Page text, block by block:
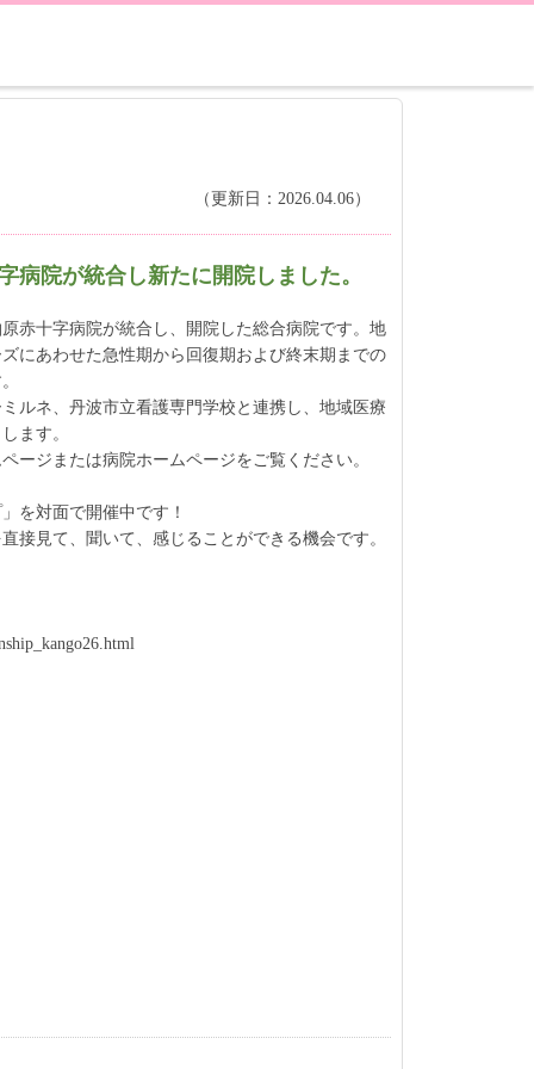
（更新日：2026.04.06）
病院が統合し新たに開院しました。
赤十字病院が統合し、開院した総合病院です。地
にあわせた急性期から回復期および終末期までの
ルネ、丹波市立看護専門学校と連携し、地域医療
ます。
ージまたは病院ホームページをご覧ください。
を対面で開催中です！
接見て、聞いて、感じることができる機会です。